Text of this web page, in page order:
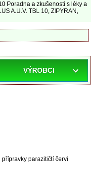
Poradna a zkušenosti s léky a
A.U.V. TBL 10, ZIPYRAN,
VÝROBCI
parazitičtí červi